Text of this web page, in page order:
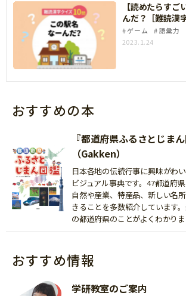
【読めたらすご
んだ？［難読漢
ゲーム
語彙力
2023.1.24
おすすめの本
『都道府県ふるさとじまん
（Gakken）
日本各地の伝統行事に興味がわ
ビジュアル事典です。47都道府
自然や産業、特産品、新しい名
きることを多数紹介しています
の都道府県のことがよくわかりま
おすすめ情報
学研教室のご案内